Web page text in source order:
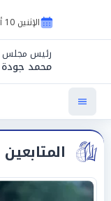
الإثنين 10 أغسطس 2026
رئيس مجلس
محمد جودة
المتابعين